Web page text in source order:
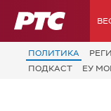
РТС
ПОЛИТИКА
ПОДКАСТ
ЕУ